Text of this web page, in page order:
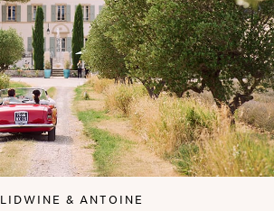
LIDWINE & ANTOINE